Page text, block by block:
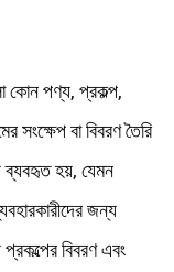
পণ্য, প্রকল্প,
সংক্ষেপ বা বিবরণ তৈরি
ব্যবহৃত হয়, যেমন
জন্য
প্রকল্পের বিবরণ এবং